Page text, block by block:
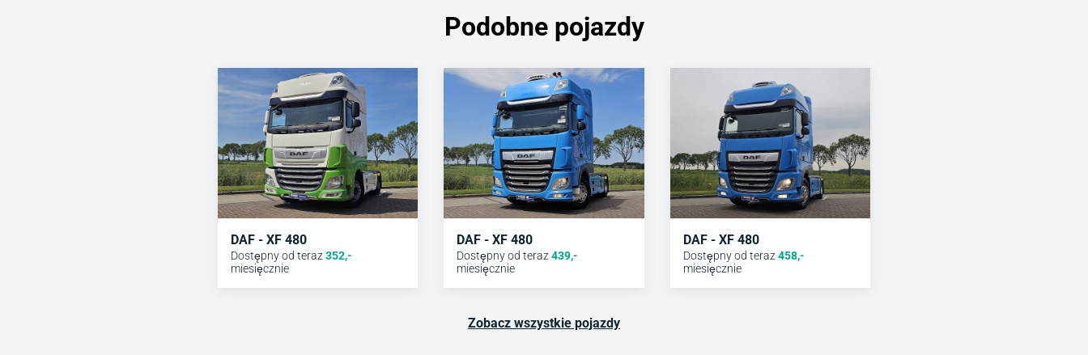
Podobne pojazdy
DAF - XF 480
Dostępny od teraz 352,-
miesięcznie
DAF - XF 480
Dostępny od teraz 439,-
miesięcznie
DAF - XF 480
Dostępny od teraz 458,-
miesięcznie
Zobacz wszystkie pojazdy